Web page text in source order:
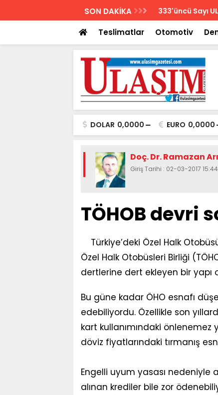
SON DAKİKA Biletler 12
Teslimatlar Otomotiv
DOLAR 0,0000 EURO 0,0000
Doç. Dr. Ramazan
Giriş Tarihi : 02-03-2017 15:44
TÖHOB devri
Türkiye’deki Özel Halk
Özel Halk Otobüsleri Birliği
dertlerine dert ekleyen bir yapı
Bu güne kadar ÖHO esnafı
edebiliyordu. Özellikle son
kart kullanımındaki önlenemez
döviz fiyatlarındaki tırmanış
Engelli uyum yasası
alınan krediler bile zor